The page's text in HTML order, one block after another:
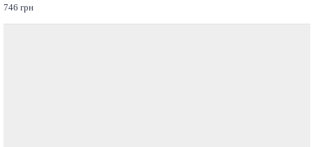
746 грн